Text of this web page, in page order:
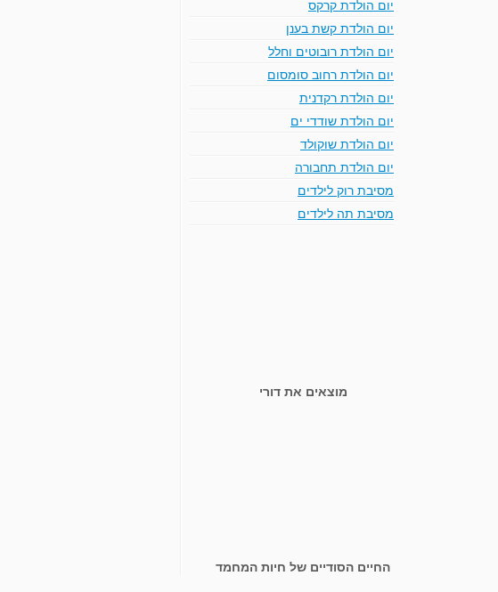
יום הולדת קרקס
יום הולדת קשת בענן
יום הולדת רובוטים וחלל
יום הולדת רחוב סומסום
יום הולדת רקדנית
יום הולדת שודדי ים
יום הולדת שוקולד
יום הולדת תחבורה
מסיבת רוק לילדים
מסיבת תה לילדים
מוצאים את דורי
החיים הסודיים של חיות המחמד